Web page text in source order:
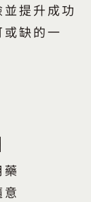
提升成功
缺的一